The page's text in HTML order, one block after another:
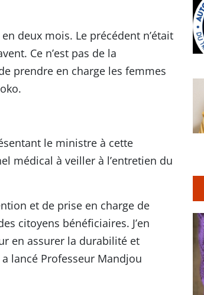
deux mois. Le précédent n’était
Ce n’est pas de la
prendre en charge les femmes
le ministre à cette
médical à veiller à l’entretien du
et de prise en charge de
citoyens bénéficiaires. J’en
en assurer la durabilité et
lancé Professeur Mandjou